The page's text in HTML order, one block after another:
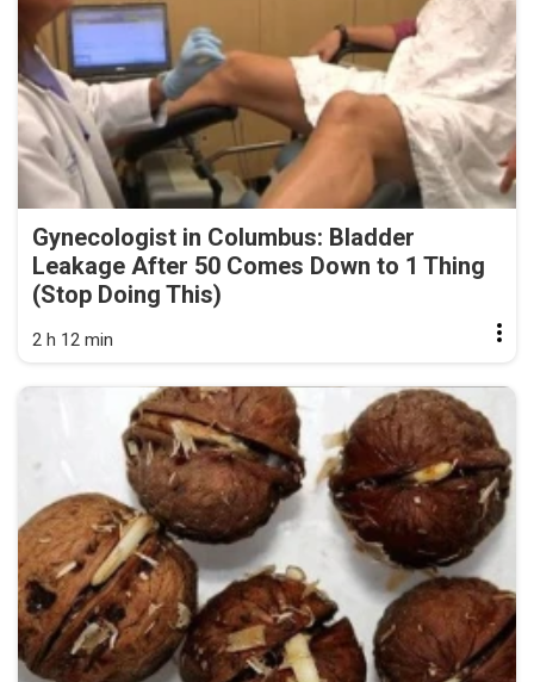
Gynecologist in Columbus: Bladder
Leakage After 50 Comes Down to 1 Thing
(Stop Doing This)
2 h 12 min